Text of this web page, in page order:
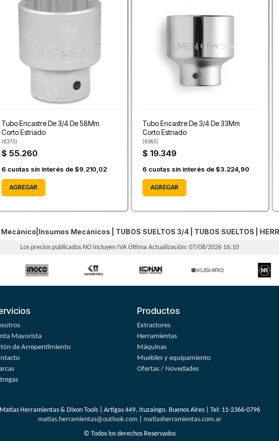
Tubo Encastre De 3/4 De 58Mm
Corto Estriado
(6375)
$ 55.260
6 cuotas sin interés de $9.210,02
AGREGAR
Tubo Encastre De 3/4 De 33Mm
Corto Estriado
(6365)
$ 19.349
6 cuotas sin interés de $3.224,90
AGREGAR
Mecánicos | TUBOS SUELTOS 3/4| TUBOS SUELTOS
Los precios publicados NO incluyen IVA Última Actualización: 07/08/2026 16:10
Mayorista
de Arrepentimiento
Productos
Extractores
Herramientas
Máquinas
Muebles y equipamiento
Ofertas / Novedades
Matías Herramientas & Dixon Tools | Artigas 449, Ituzaingo. Buenos Aires | Tel: 11-2366-0796
matias.herramientas@outlook.com| matiasherramientas.com.ar
© Todos los derechos Reservados